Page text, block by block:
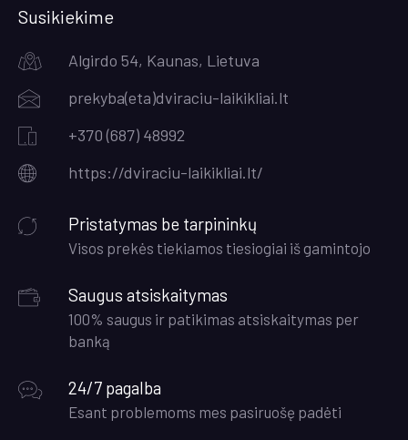
nuorodos
Susikiekime
Algirdo 54, Kaunas, Lietuva
prekyba(eta)dviraciu-laikikliai.lt
+370 (687) 48992
https://dviraciu-laikikliai.lt/
Pristatymas be tarpininkų
Visos prekės tiekiamos tiesiogiai iš gamintojo
Saugus atsiskaitymas
100% saugus ir patikimas atsiskaitymas per
banką
24/7 pagalba
Esant problemoms mes pasiruošę padėti